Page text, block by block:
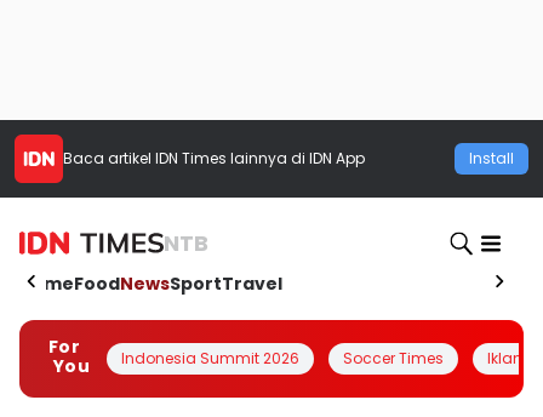
Baca artikel IDN Times lainnya di IDN App Install
NTB
HomeFoodNewsSportTravel
For
You
Indonesia Summit 2026 Soccer Times Iklanin